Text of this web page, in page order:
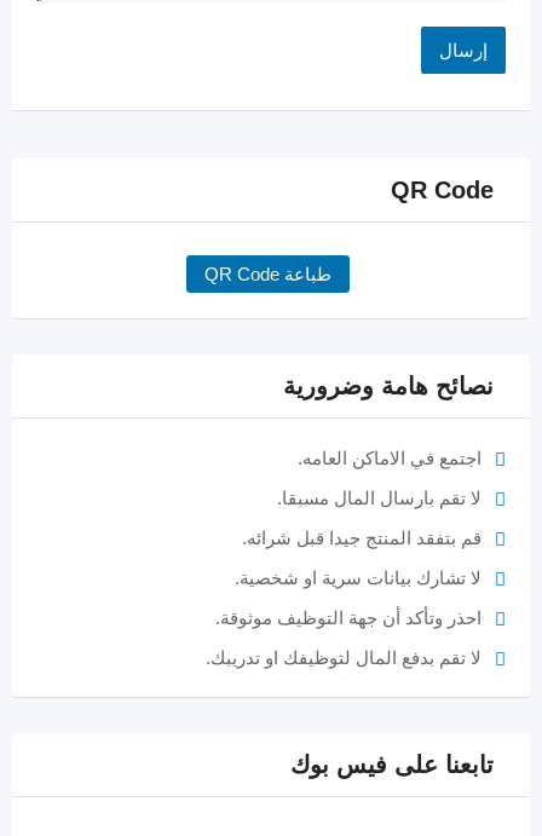
QR Code
طباعة QR Code
نصائح هامة وضرورية
اجتمع في الاماكن العامه.
لا تقم بارسال المال مسبقا.
قم بتفقد المنتج جيدا قبل شرائه.
لا تشارك بيانات سرية او شخصية.
احذر وتأكد أن جهة التوظيف موثوقة.
لا تقم بدفع المال لتوظيفك او تدريبك.
تابعنا على فيس بوك